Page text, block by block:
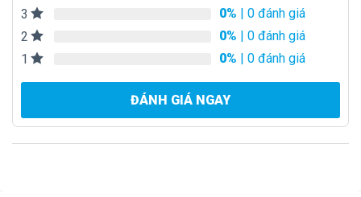
3
0% | 0 đánh giá
2
0% | 0 đánh giá
1
0% | 0 đánh giá
ĐÁNH GIÁ NGAY